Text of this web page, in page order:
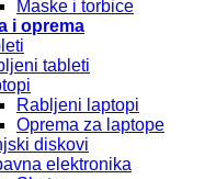
Maske i torbice
i oprema
tableti
Rabljeni laptopi
Oprema za laptope
diskovi
elektronika